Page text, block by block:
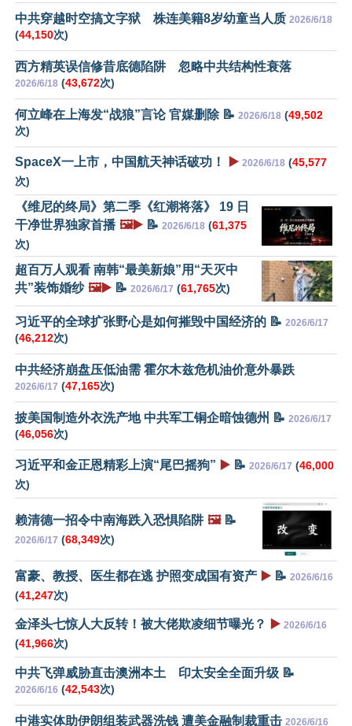
中共穿越时空搞文字狱 株连美籍8岁幼童当人质 2026/6/18
(44,150次)
西方精英误信修昔底德陷阱 忽略中共结构性衰落
2026/6/18 (43,672次)
何立峰在上海发“战狼”言论 官媒删除 📝 2026/6/18 (49,502
次)
SpaceX一上市，中国航天神话破功！ ▶️ 2026/6/18 (45,577
次)
《维尼的终局》第二季《红潮将落》 19 日
干净世界独家首播 🖼️▶️ 📝 2026/6/18 (61,375
次)
超百万人观看 南韩“最美新娘”用“天灭中
共”装饰婚纱 🖼️▶️ 📝 2026/6/17 (61,765次)
习近平的全球扩张野心是如何摧毁中国经济的 📝 2026/6/17
(46,212次)
中共经济崩盘压低油需 霍尔木兹危机油价意外暴跌
2026/6/17 (47,165次)
披美国制造外衣洗产地 中共军工铜企暗蚀德州 📝 2026/6/17
(46,056次)
习近平和金正恩精彩上演“尾巴摇狗” ▶️ 📝 2026/6/17 (46,000
次)
赖清德一招令中南海跌入恐惧陷阱 🖼️📝
2026/6/17 (68,349次)
富豪、教授、医生都在逃 护照变成国有资产 ▶️ 📝 2026/6/16
(41,247次)
金泽头七惊人大反转！被大佬欺凌细节曝光？ ▶️ 2026/6/16
(41,966次)
中共飞弹威胁直击澳洲本土 印太安全全面升级 📝
2026/6/16 (42,543次)
中港实体助伊朗组装武器洗钱 遭美金融制裁重击 2026/6/16